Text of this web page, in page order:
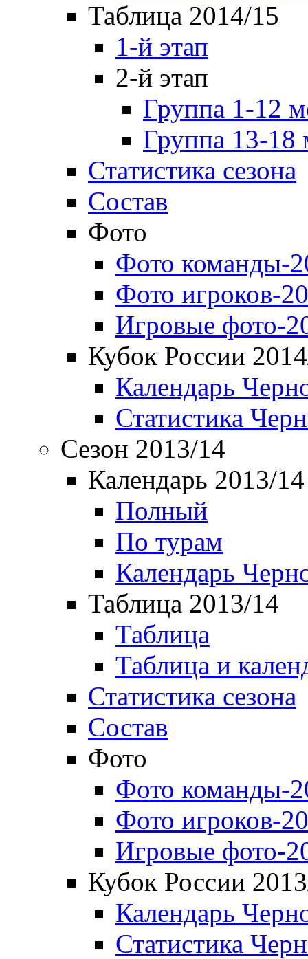
Таблица 2014/15
1-й этап
2-й этап
Группа 1-12
Группа 13-18
Статистика сезона
Состав
Фото
Фото команды-
Фото игроков-
Игровые фото-
Кубок России
Календарь
Статистика
Сезон 2013/14
Календарь 2013/14
Полный
По турам
Календарь
Таблица 2013/14
Таблица
Таблица и
Статистика сезона
Состав
Фото
Фото команды-
Фото игроков-
Игровые фото-
Кубок России
Календарь
Статистика